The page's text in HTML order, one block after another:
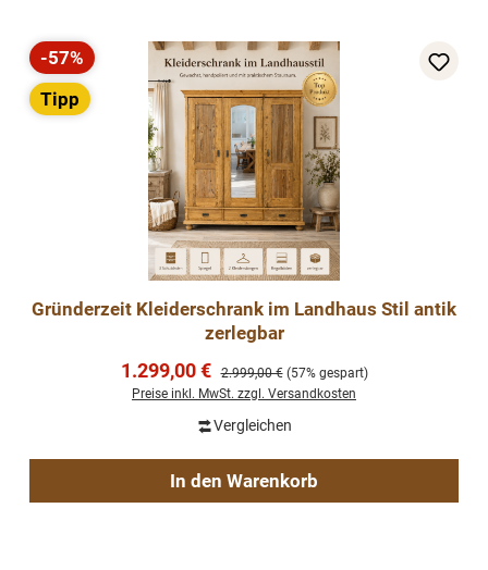
Rabatt
-57%
Tipp
Gründerzeit Kleiderschrank im Landhaus Stil antik
zerlegbar
Verkaufspreis:
1.299,00 € Regulärer Preis:
2.999,00 € (57% gespart)
Preise inkl. MwSt. zzgl. Versandkosten
Vergleichen
In den Warenkorb